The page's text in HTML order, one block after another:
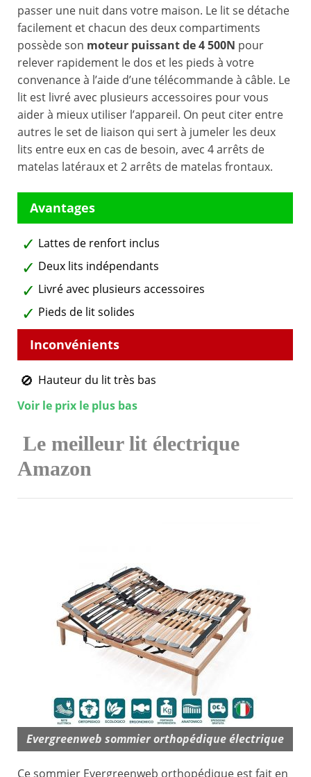
passer une nuit dans votre maison. Le lit se détache
facilement et chacun des deux compartiments
possède son moteur puissant de 4 500N pour
relever rapidement le dos et les pieds à votre
convenance à l’aide d’une télécommande à câble. Le
lit est livré avec plusieurs accessoires pour vous
aider à mieux utiliser l’appareil. On peut citer entre
autres le set de liaison qui sert à jumeler les deux
lits entre eux en cas de besoin, avec 4 arrêts de
matelas latéraux et 2 arrêts de matelas frontaux.
Lattes de renfort inclus
Deux lits indépendants
Livré avec plusieurs accessoires
Pieds de lit solides
Hauteur du lit très bas
Voir le prix le plus bas
Le meilleur lit électrique
Amazon
Evergreenweb sommier orthopédique électrique
Ce sommier Evergreenweb orthopédique est fait en